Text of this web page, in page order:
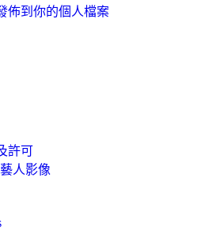
佈到你的個人檔案
許可
人影像